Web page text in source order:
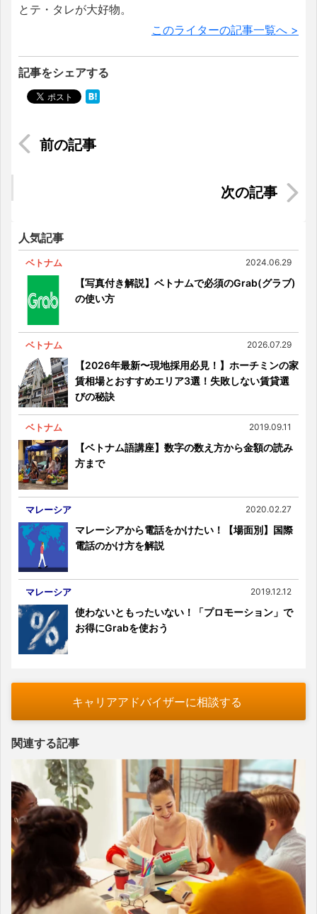
とテ・タレが大好物。
このライターの記事一覧へ >
記事をシェアする
マレーシアでの安全な水の確保・調達方法5選！
絶対部屋に出て欲しくない！マレーシアでの虫・
人気記事
ベトナム 2024.06.29
【写真付き解説】ベトナムで必須のGrab(グラブ)
の使い方
ベトナム 2026.07.29
【2026年最新〜現地採用必見！】ホーチミンの家
賃相場とおすすめエリア3選！失敗しない賃貸選
びの秘訣
ベトナム 2019.09.11
【ベトナム語講座】数字の数え方から金額の読み
方まで
マレーシア 2020.02.27
マレーシアから電話をかけたい！【場面別】国際
電話のかけ方を解説
マレーシア 2019.12.12
使わないともったいない！「プロモーション」で
お得にGrabを使おう
キャリアアドバイザーに相談する
関連する記事